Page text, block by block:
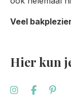
Veel
Hier kun